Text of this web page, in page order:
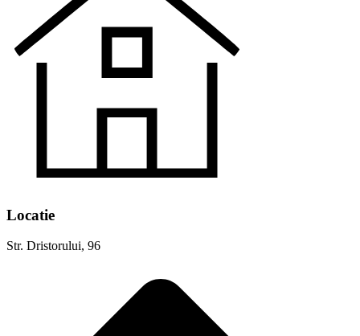
Locatie
Str. Dristorului, 96